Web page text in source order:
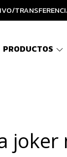
PRODUCTOS
joker